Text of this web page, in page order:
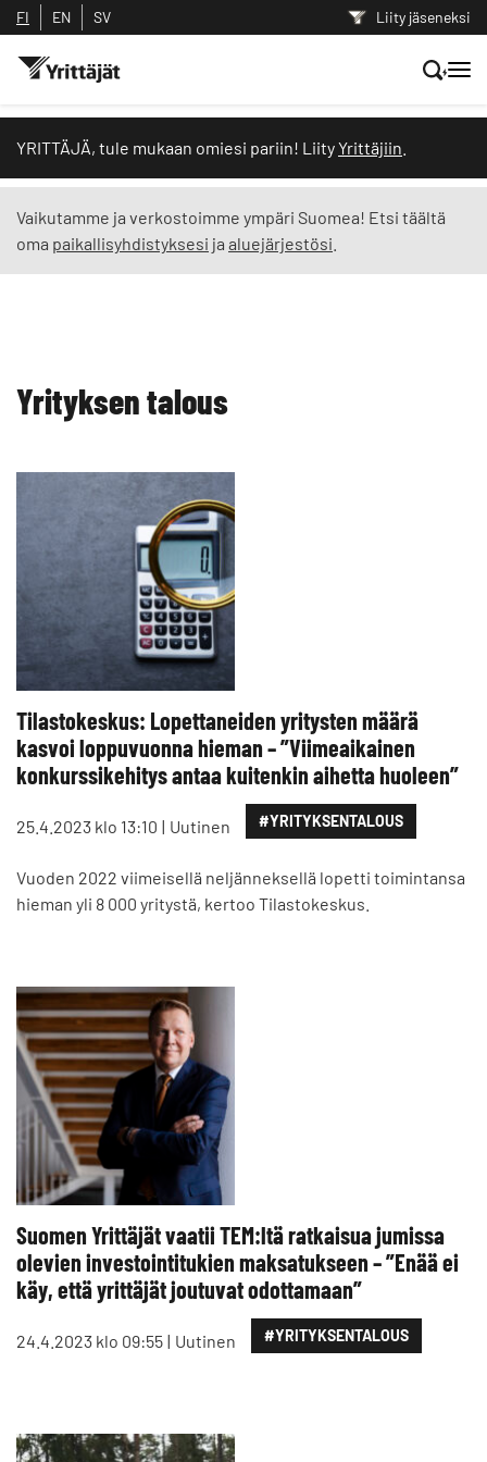
Liity jäseneksi
FI EN SV
YRITTÄJÄ, tule mukaan omiesi pariin! LiityYrittäjiin
Vaikutamme ja verkostoimme ympäri Suomea! Etsi täältä
oma paikallisyhdistyksesi ja aluejärjestösi
Yrityksen talous
Tilastokeskus: Lopettaneiden yritysten määrä
kasvoi loppuvuonna hieman – ”Viimeaikainen
konkurssikehitys antaa kuitenkin aihetta huoleen”
25.4.2023 klo 13:10 Uutinen #YRITYKSENTALOUS
Vuoden 2022 viimeisellä neljänneksellä lopetti toimintansa
hieman yli 8 000 yritystä, kertoo Tilastokeskus.
Suomen Yrittäjät vaatii TEM:ltä ratkaisua jumissa
olevien investointitukien maksatukseen – ”Enää ei
käy, että yrittäjät joutuvat odottamaan”
24.4.2023 klo 09:55 Uutinen #YRITYKSENTALOUS
Hae sivustolta tai kysy suoraan
Yrittäjien tekoälyltä